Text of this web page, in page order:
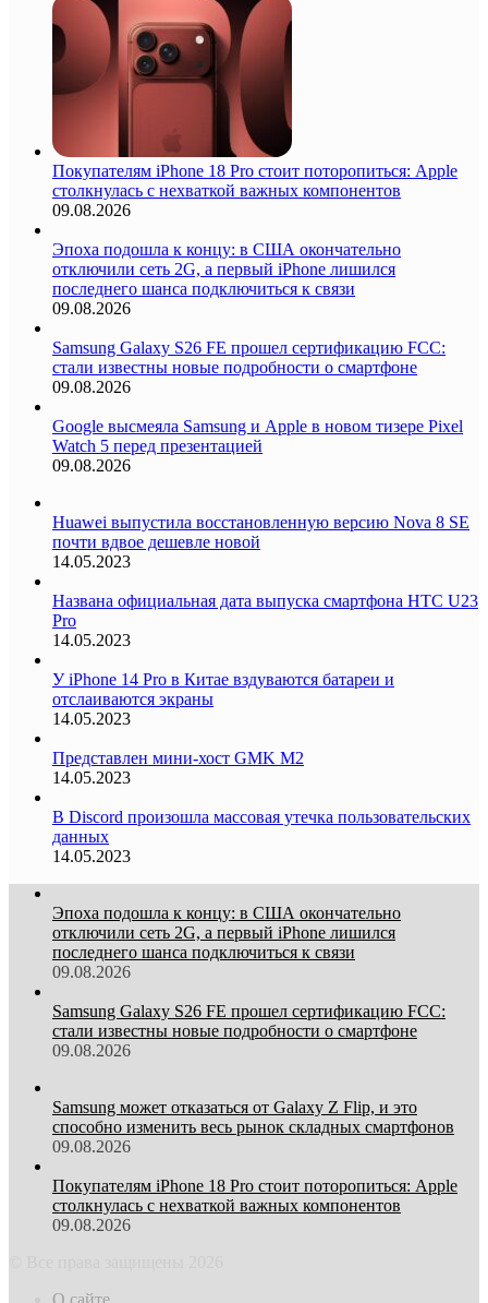
Покупателям iPhone 18 Pro стоит поторопиться: Apple
столкнулась с нехваткой важных компонентов
09.08.2026
Эпоха подошла к концу: в США окончательно
отключили сеть 2G, а первый iPhone лишился
последнего шанса подключиться к связи
09.08.2026
Samsung Galaxy S26 FE прошел сертификацию FCC:
стали известны новые подробности о смартфоне
09.08.2026
Google высмеяла Samsung и Apple в новом тизере Pixel
Watch 5 перед презентацией
09.08.2026
Huawei выпустила восстановленную версию Nova 8 SE
почти вдвое дешевле новой
14.05.2023
Названа официальная дата выпуска смартфона HTC U23
Pro
14.05.2023
У iPhone 14 Pro в Китае вздуваются батареи и
отслаиваются экраны
14.05.2023
Представлен мини-хост GMK M2
14.05.2023
В Discord произошла массовая утечка пользовательских
данных
14.05.2023
Эпоха подошла к концу: в США окончательно
отключили сеть 2G, а первый iPhone лишился
последнего шанса подключиться к связи
09.08.2026
Samsung Galaxy S26 FE прошел сертификацию FCC:
стали известны новые подробности о смартфоне
09.08.2026
Samsung может отказаться от Galaxy Z Flip, и это
способно изменить весь рынок складных смартфонов
09.08.2026
Покупателям iPhone 18 Pro стоит поторопиться: Apple
столкнулась с нехваткой важных компонентов
09.08.2026
О сайте